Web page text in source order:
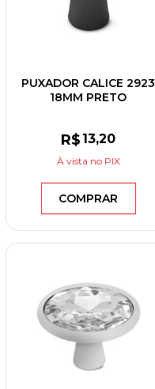
PUXADOR CALICE 2923
18MM PRETO
R$ 13,20
À vista no PIX
COMPRAR